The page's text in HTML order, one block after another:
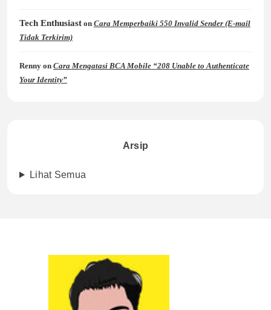
Tech Enthusiast on Cara Memperbaiki 550 Invalid Sender (E-mail
Tidak Terkirim)
Renny on Cara Mengatasi BCA Mobile “208 Unable to Authenticate
Your Identity”
Arsip
Lihat Semua